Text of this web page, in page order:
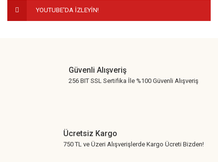
YOUTUBE'DA İZLEYİN!
Güvenli Alışveriş
256 BIT SSL Sertifika İle %100 Güvenli Alışveriş
Ücretsiz Kargo
750 TL ve Üzeri Alışverişlerde Kargo Ücreti Bizden!